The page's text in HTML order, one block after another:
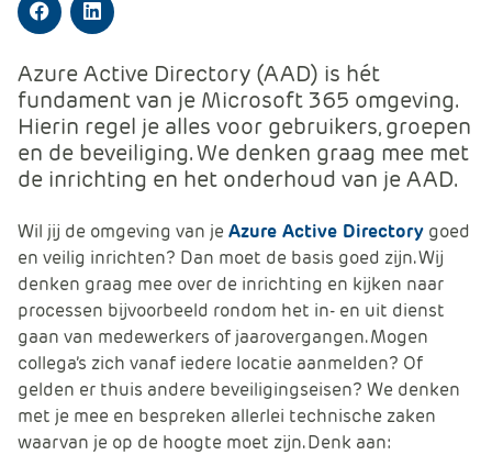
.
C
a
r
T
i
t
l
FacebookLinkedIn
Azure Active Directory (AAD) is hét
fundament van je Microsoft 365 omgeving.
Hierin regel je alles voor gebruikers, groepen
en de beveiliging. We denken graag mee met
de inrichting en het onderhoud van je AAD.
Wil jij de omgeving van je Azure Active Directory goed
en veilig inrichten? Dan moet de basis goed zijn. Wij
denken graag mee over de inrichting en kijken naar
processen bijvoorbeeld rondom het in- en uit dienst
gaan van medewerkers of jaarovergangen. Mogen
collega’s zich vanaf iedere locatie aanmelden? Of
gelden er thuis andere beveiligingseisen? We denken
met je mee en bespreken allerlei technische zaken
waarvan je op de hoogte moet zijn. Denk aan: